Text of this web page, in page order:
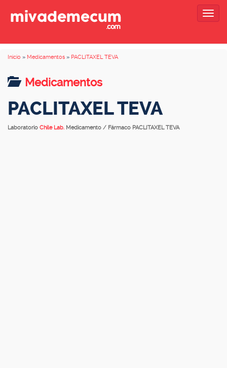
Inicio » Medicamentos » PACLITAXEL TEVA
Medicamentos
PACLITAXEL TEVA
Laboratorio Chile Lab. Medicamento / Fármaco PACLITAXEL TEVA